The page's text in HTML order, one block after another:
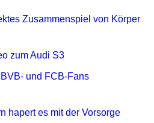
Zusammenspiel von Körper
zum Audi S3
und FCB-Fans
hapert es mit der Vorsorge